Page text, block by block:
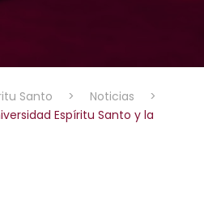
Santo > Noticias
>
Espíritu Santo y la